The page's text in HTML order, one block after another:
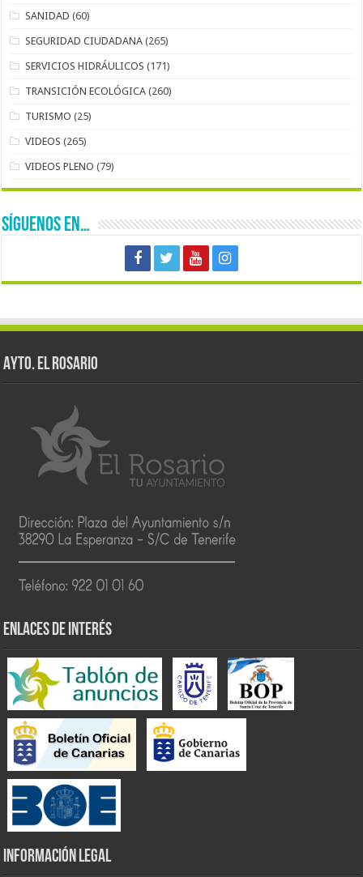
SANIDAD (60)
SEGURIDAD CIUDADANA (265)
SERVICIOS HIDRÁULICOS (171)
TRANSICIÓN ECOLÓGICA (260)
TURISMO (25)
VIDEOS (265)
VIDEOS PLENO (79)
SÍGUENOS EN…
AYTO. EL ROSARIO
ENLACES DE INTERÉS
INFORMACIÓN LEGAL